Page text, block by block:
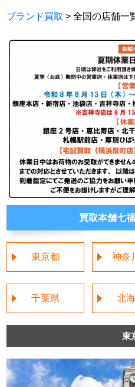
買取本舗七福神の店頭買取は
ます。査定だけでも無料です
ブランド買取 > 全国の店舗一
買取本舗七
東京都 神奈
千葉県 北
東